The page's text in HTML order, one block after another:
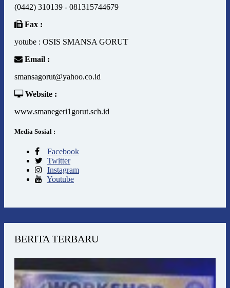
(0442) 310139 - 081315744679
Fax :
yotube : OSIS SMANSA GORUT
Email :
smansagorut@yahoo.co.id
Website :
www.smanegeri1gorut.sch.id
Media Sosial :
Facebook
Twitter
Instagram
Youtube
BERITA TERBARU